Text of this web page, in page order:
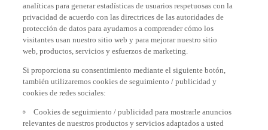
analíticas para generar estadísticas de usuarios respetuosas con la
privacidad de acuerdo con las directrices de las autoridades de
protección de datos para ayudarnos a comprender cómo los
visitantes usan nuestro sitio web y para mejorar nuestro sitio
web, productos, servicios y esfuerzos de marketing.
Si proporciona su consentimiento mediante el siguiente botón,
también utilizaremos cookies de seguimiento / publicidad y
cookies de redes sociales:
Cookies de seguimiento / publicidad para mostrarle anuncios
relevantes de nuestros productos y servicios adaptados a usted